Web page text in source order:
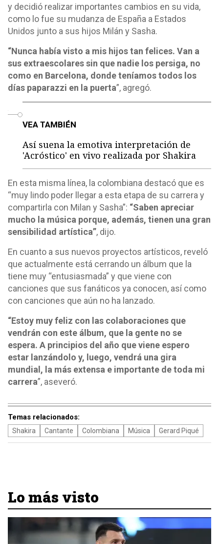
y decidió realizar importantes cambios en su vida,
como lo fue su mudanza de España a Estados
Unidos junto a sus hijos Milán y Sasha.
“Nunca había visto a mis hijos tan felices. Van a
sus extraescolares sin que nadie los persiga, no
como en Barcelona, donde teníamos todos los
días paparazzi en la puerta”, agregó.
VEA TAMBIÉN
Así suena la emotiva interpretación de
'Acróstico' en vivo realizada por Shakira
En esta misma línea, la colombiana destacó que es
“muy lindo poder llegar a esta etapa de su carrera y
compartirla con Milan y Sasha”: “Saben apreciar
mucho la música porque, además, tienen una gran
sensibilidad artística”, dijo.
En cuanto a sus nuevos proyectos artísticos, reveló
que actualmente está cerrando un álbum que la
tiene muy “entusiasmada” y que viene con
canciones que sus fanáticos ya conocen, así como
con canciones que aún no ha lanzado.
“Estoy muy feliz con las colaboraciones que
vendrán con este álbum, que la gente no se
espera. A principios del año que viene espero
estar lanzándolo y, luego, vendrá una gira
mundial, la más extensa e importante de toda mi
carrera”, aseveró.
Temas relacionados:
Shakira Cantante Colombiana Música Gerard Piqué
Lo más visto